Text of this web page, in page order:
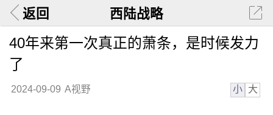
返回 西陆战略
40年来第一次真正的萧条，是时候发力
了
2024-09-09 A视野 小 大